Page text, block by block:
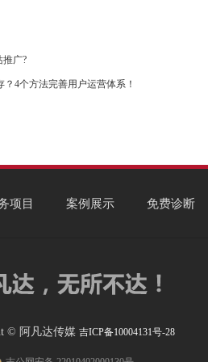
推广?
4个方法完善用户运营体系！
项目 案例展示 免费诊断
© 阿凡达传媒 吉ICP备10004131号-28